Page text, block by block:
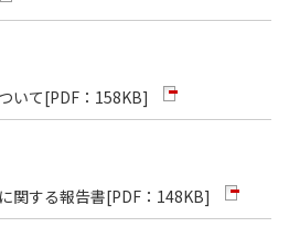
いて[PDF：158KB]
関する報告書[PDF：148KB]